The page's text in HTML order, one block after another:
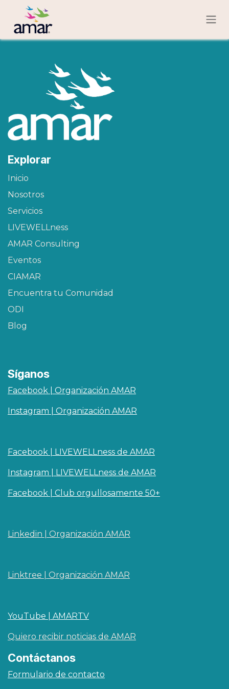
Ir al contenido
Explorar
Inicio
Nosotros
Servicios
LIVEWELLness
AMAR Consulting
Eventos
CIAMAR​
Encuentra tu Comunidad
ODI
Blog
Síganos
Facebook | Organización AMAR
Instagram | Organización AMAR
Facebook | LIVEWELLness de AMAR
Instagram | LIVEWELLness de AMAR
Facebook | Club orgullosamente 50+
Linkedin | O​rganización AMAR
Linktree | Organización AMAR
YouTube | AMARTV
Quiero recibir noticias de AMAR
Contáctanos
Formulario de contacto